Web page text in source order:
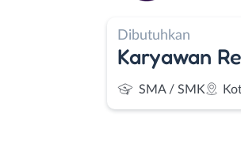
Dibutuhkan
Karyawan
SMA / SMK